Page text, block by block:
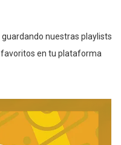
nuestras playlists
en tu plataforma